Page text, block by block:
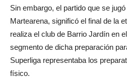
Sin embargo, el partido que se
Martearena, significó el final de la
realiza el club de Barrio Jardín en
segmento de dicha preparación
Superliga representaba los
físico.